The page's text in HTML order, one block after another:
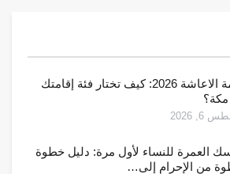
خدمة الاعاشة 2026: كيف تختار فئة إقامتك
6, 2026
العمرة للنساء لأول مرة: دليل خطوة
من الإحرام إلى…